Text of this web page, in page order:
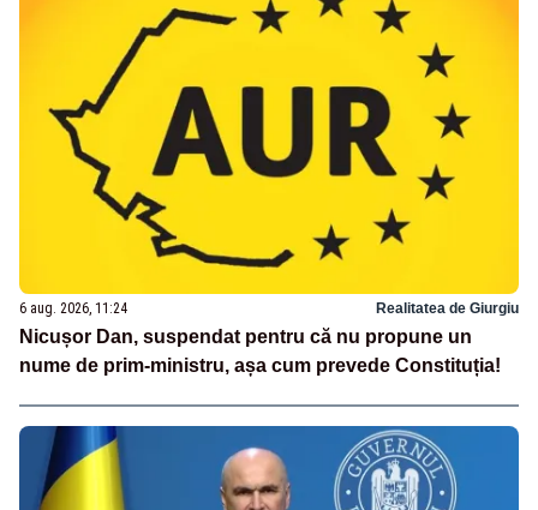
6 aug. 2026, 11:24 Realitatea de Giurgiu
Nicușor Dan, suspendat pentru că nu propune un
nume de prim-ministru, așa cum prevede Constituția!